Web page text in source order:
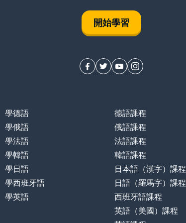
開始學習
學德語
學俄語
學法語
學韓語
學日語
學西班牙語
學英語
德語課程
俄語課程
法語課程
韓語課程
日本語（漢字）課程
日語（羅馬字）課程
西班牙語課程
英語（美國）課程